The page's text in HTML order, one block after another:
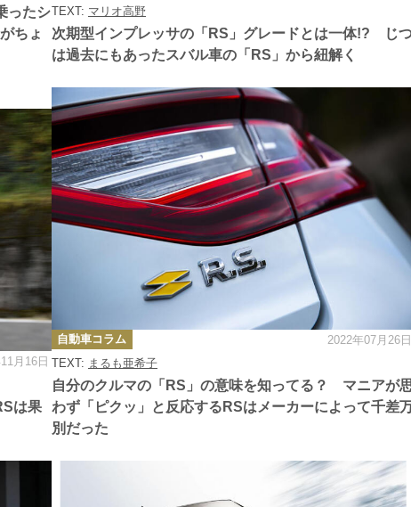
ったシ
ちょ
次期型インプレッサの「RS」グレードとは一体!? じ
は過去にもあったスバル車の「RS」から紐解く
TEXT: マリオ高野
ゴ
リ
ー
は果
月16日
自分のクルマの「RS」の意味を知ってる？ マニアが
わず「ピクッ」と反応するRSはメーカーによって千差
別だった
TEXT: まるも亜希子
カ
テ
ゴ
リ
ー
自動車コラム 2022年07月26日